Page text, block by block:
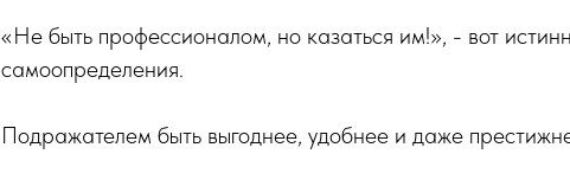
«Не быть профессионалом, но казаться им!», - вот
самоопределения.
Подражателем быть выгоднее, удобнее и даже